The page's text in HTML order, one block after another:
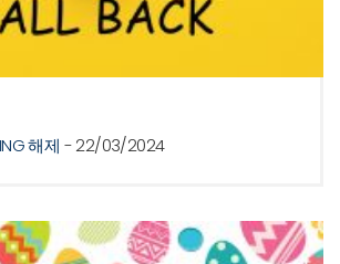
해제 - 22/03/2024